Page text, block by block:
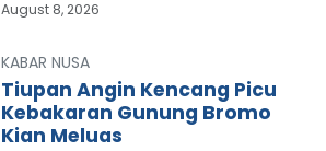
August 8, 2026
KABAR NUSA
Tiupan Angin Kencang Picu
Kebakaran Gunung Bromo
Kian Meluas